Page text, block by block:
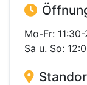
Mo-Fr:
Sa u. So: